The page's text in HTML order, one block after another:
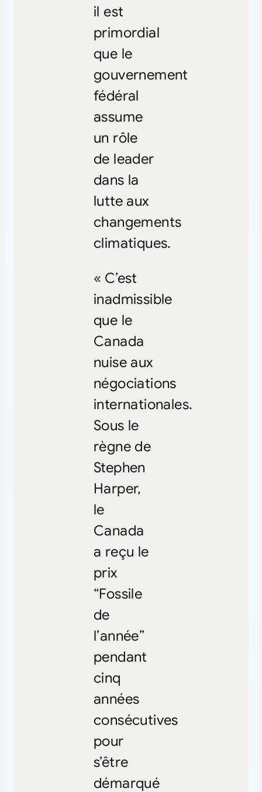
il est
primordial
que le
gouvernement
fédéral
assume
un rôle
de leader
dans la
lutte aux
changements
climatiques.
« C’est
inadmissible
que le
Canada
nuise aux
négociations
internationales.
Sous le
règne de
Stephen
Harper,
le
Canada
a reçu le
prix
“Fossile
de
l’année”
pendant
cinq
années
consécutives
pour
s’être
démarqué